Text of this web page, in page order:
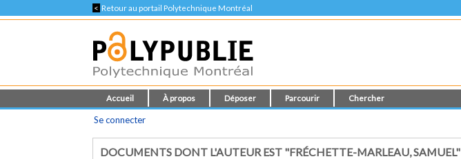
< Retour au portail Polytechnique Montréal
Accueil À propos Déposer Parcourir Chercher
Se connecter
DOCUMENTS DONT L'AUTEUR EST "FRÉCHETTE-MARLEAU, SAMUEL"